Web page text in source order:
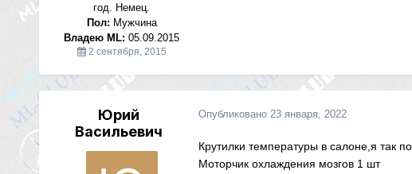
год. Немец.
Пол: Мужчина
Владею ML: 05.09.2015
2 сентября, 2015
Юрий
Васильевич
Опубликовано 23 января, 2022
Крутилки температуры в салоне,я так
Моторчик охлаждения мозгов 1 шт